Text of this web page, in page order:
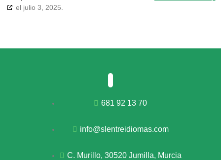
el julio 3, 2025.
681 92 13 70
info@slentreidiomas.com
C. Murillo, 30520 Jumilla, Murcia